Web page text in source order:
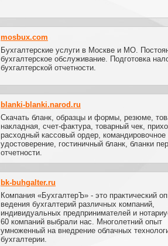
mosbux.com
Бухгалтерские услуги в Москве и МО.
бухгалтерское обслуживание. Подготовка
бухгалтерской отчетности.
blanki-blanki.narod.ru
Скачать бланк, образцы и формы, резюме,
накладная, счет-фактура, товарный чек,
расходный кассовый ордер, командировочное
удостоверение, гостиничный бланк, бланки
отчетности.
bk-buhgalter.ru
Компания «БухгалтерЪ» - это практический
ведения бухгалтерий различных компаний,
индивидуальных предпринимателей и
60 компаний выбрали нас. Многолетний опыт
умноженный на внедрение облачных
бухгалтерии.